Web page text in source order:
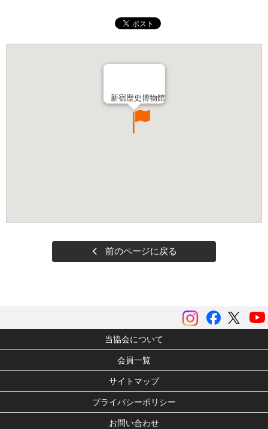
新宿歴史博物館
前のページに戻る
ツイ
Facebook
instagram
当協会について
会員一覧
サイトマップ
プライバシーポリシー
お問い合わせ